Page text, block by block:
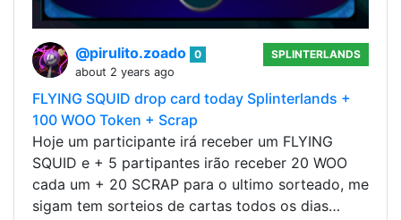
@pirulito.zoado 0
about 2 years ago
SPLINTERLANDS
FLYING SQUID drop card today Splinterlands +
100 WOO Token + Scrap
Hoje um participante irá receber um FLYING
SQUID e + 5 partipantes irão receber 20 WOO
cada um + 20 SCRAP para o ultimo sorteado, me
sigam tem sorteios de cartas todos os dias…